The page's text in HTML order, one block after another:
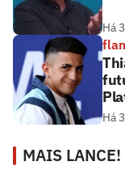
Há
Há
MAIS LANCE!